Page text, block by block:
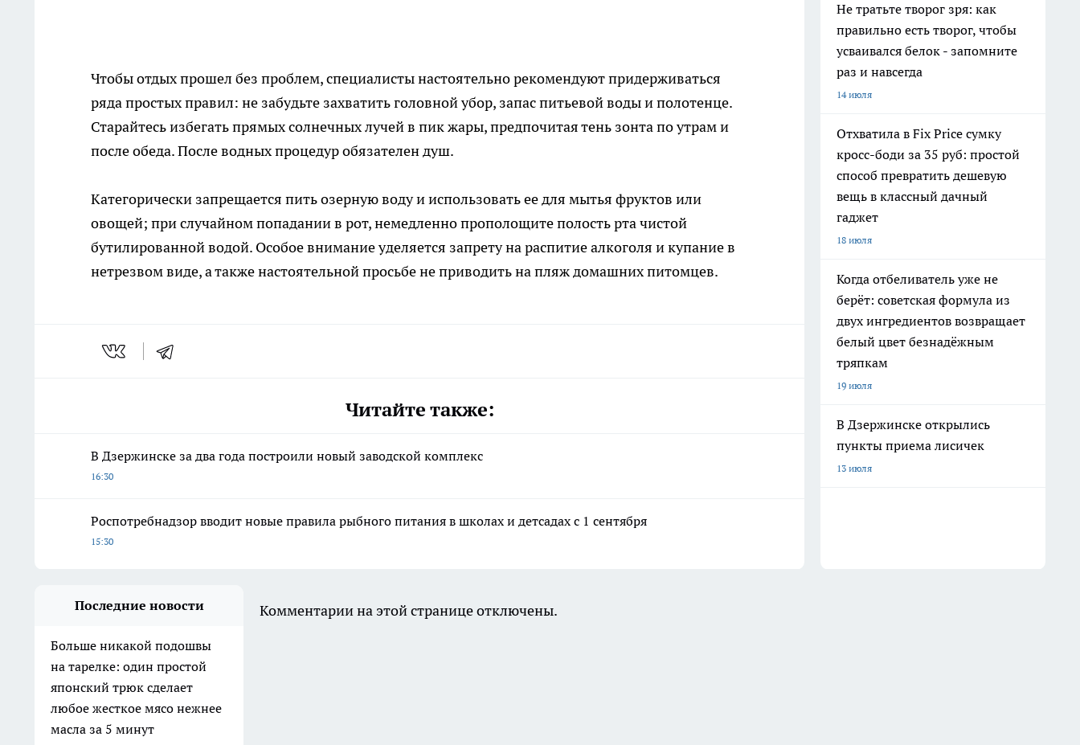
Чтобы отдых прошел без проблем, специалисты настоятельно рекомендуют придерживаться
ряда простых правил: не забудьте захватить головной убор, запас питьевой воды и полотенце.
Старайтесь избегать прямых солнечных лучей в пик жары, предпочитая тень зонта по утрам и
после обеда. После водных процедур обязателен душ.
Категорически запрещается пить озерную воду и использовать ее для мытья фруктов или
овощей; при случайном попадании в рот, немедленно прополощите полость рта чистой
бутилированной водой. Особое внимание уделяется запрету на распитие алкоголя и купание в
нетрезвом виде, а также настоятельной просьбе не приводить на пляж домашних питомцев.
Читайте также:
В Дзержинске за два года построили новый заводской комплекс
16:30
Роспотребнадзор вводит новые правила рыбного питания в школах и детсадах с 1 сентября
15:30
Не тратьте творог зря: как
правильно есть творог, чтобы
усваивался белок - запомните
раз и навсегда
14 июля
Отхватила в Fix Price сумку
кросс-боди за 35 руб: простой
способ превратить дешевую
вещь в классный дачный
гаджет
18 июля
Когда отбеливатель уже не
берёт: советская формула из
двух ингредиентов возвращает
белый цвет безнадёжным
тряпкам
19 июля
В Дзержинске открылись
пункты приема лисичек
13 июля
Последние новости
Больше никакой подошвы
на тарелке: один простой
японский трюк сделает
любое жесткое мясо нежнее
масла за 5 минут
Комментарии на этой странице отключены.